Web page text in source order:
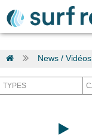
News / Vidéos